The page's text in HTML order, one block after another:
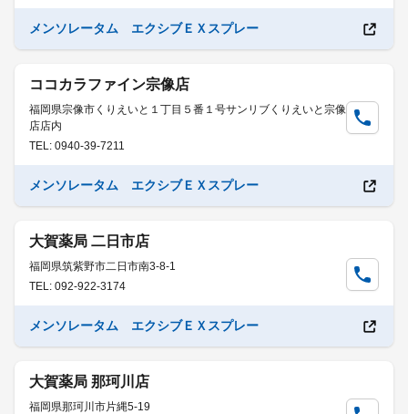
メンソレータム エクシブＥＸスプレー
ココカラファイン宗像店
福岡県宗像市くりえいと１丁目５番１号サンリブくりえいと宗像
店店内
TEL: 0940-39-7211
メンソレータム エクシブＥＸスプレー
大賀薬局 二日市店
福岡県筑紫野市二日市南3-8-1
TEL: 092-922-3174
メンソレータム エクシブＥＸスプレー
大賀薬局 那珂川店
福岡県那珂川市片縄5-19